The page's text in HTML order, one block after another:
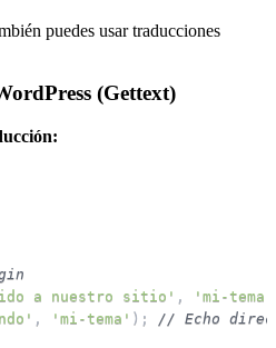
puedes usar traducciones
(Gettext)
a nuestro sitio' , 'mi-tema'
, 'mi-tema' ) ; // Echo